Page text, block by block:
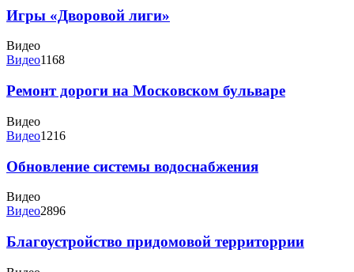
Игры «Дворовой лиги»
Видео
Видео1168
Ремонт дороги на Московском бульваре
Видео
Видео1216
Обновление системы водоснабжения
Видео
Видео2896
Благоустройство придомовой территоррии